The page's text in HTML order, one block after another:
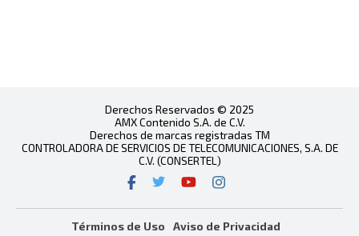
Derechos Reservados © 2025
AMX Contenido S.A. de C.V.
Derechos de marcas registradas TM
CONTROLADORA DE SERVICIOS DE TELECOMUNICACIONES, S.A. DE
C.V. (CONSERTEL)
Términos de Uso Aviso de Privacidad